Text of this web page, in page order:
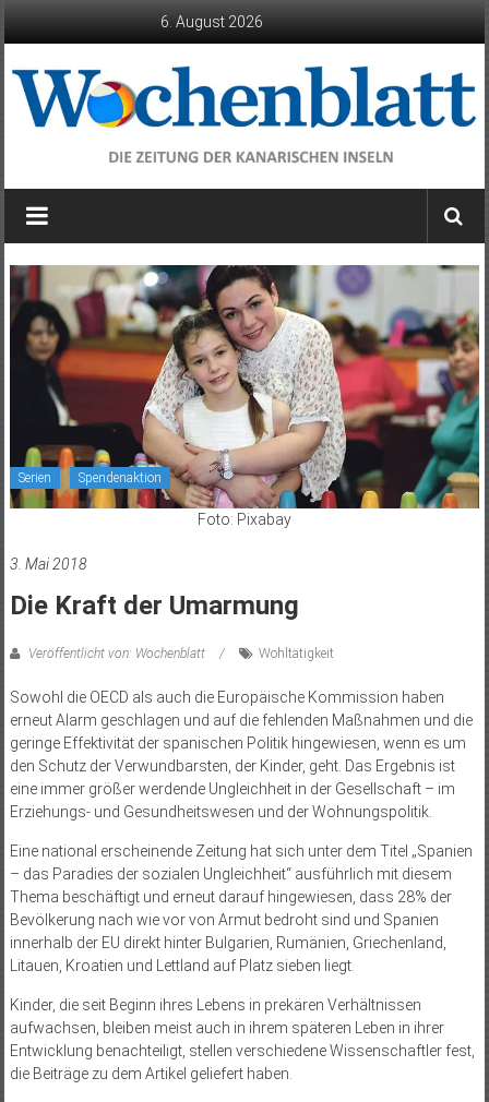
6. August 2026
Wochenblatt
die
der
Kanarischen
Inseln
Serien Spendenaktion
Foto: Pixabay
3. Mai 2018
Die Kraft der Umarmung
Veröffentlicht von: Wochenblatt Wohltätigkeit
Sowohl die OECD als auch die Europäische Kommission haben
erneut Alarm geschlagen und auf die fehlenden Maßnahmen und die
geringe Effektivität der spanischen Politik hingewiesen, wenn es um
den Schutz der Verwundbarsten, der Kinder, geht. Das Ergebnis ist
eine immer größer werdende Ungleichheit in der Gesellschaft – im
Erziehungs- und Gesundheitswesen und der Wohnungspolitik.
Eine national erscheinende Zeitung hat sich unter dem Titel „Spanien
– das Paradies der sozialen Ungleichheit“ ausführlich mit diesem
Thema beschäftigt und erneut darauf hingewiesen, dass 28% der
Bevölkerung nach wie vor von Armut bedroht sind und Spanien
innerhalb der EU direkt hinter Bulgarien, Rumänien, Griechenland,
Litauen, Kroatien und Lettland auf Platz sieben liegt.
Kinder, die seit Beginn ihres Lebens in prekären Verhältnissen
aufwachsen, bleiben meist auch in ihrem späteren Leben in ihrer
Entwicklung benachteiligt, stellen verschiedene Wissenschaftler fest,
die Beiträge zu dem Artikel geliefert haben.